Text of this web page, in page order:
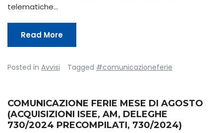
telematiche…
Read More
Posted in Avvisi Tagged #comunicazioneferie
COMUNICAZIONE FERIE MESE DI AGOSTO
(ACQUISIZIONI ISEE, AM, DELEGHE
730/2024 PRECOMPILATI, 730/2024)